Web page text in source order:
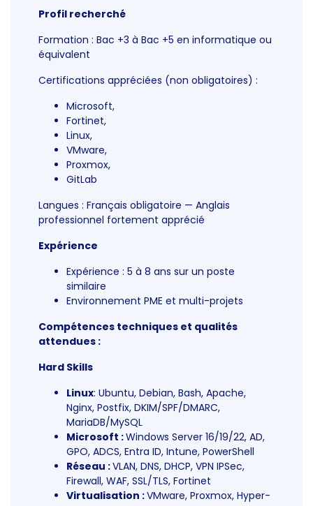
Profil recherché
Formation : Bac +3 à Bac +5 en informatique ou
équivalent
Certifications appréciées (non obligatoires) :
Microsoft,
Fortinet,
Linux,
VMware,
Proxmox,
GitLab
Langues : Français obligatoire — Anglais
professionnel fortement apprécié
Expérience
Expérience : 5 à 8 ans sur un poste
similaire
Environnement PME et multi-projets
Compétences techniques et qualités
attendues :
Hard Skills
Linux: Ubuntu, Debian, Bash, Apache,
Nginx, Postfix, DKIM/SPF/DMARC,
MariaDB/MySQL
Microsoft :Windows Server 16/19/22, AD,
GPO, ADCS, Entra ID, Intune, PowerShell
Réseau :VLAN, DNS, DHCP, VPN IPSec,
Firewall, WAF, SSL/TLS, Fortinet
Virtualisation :VMware, Proxmox, Hyper-